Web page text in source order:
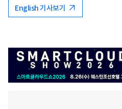
English 기사보기